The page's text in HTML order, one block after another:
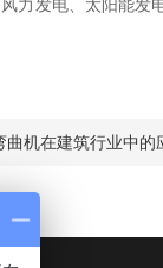
发电、太阳能发电
曲机在建筑行业中的